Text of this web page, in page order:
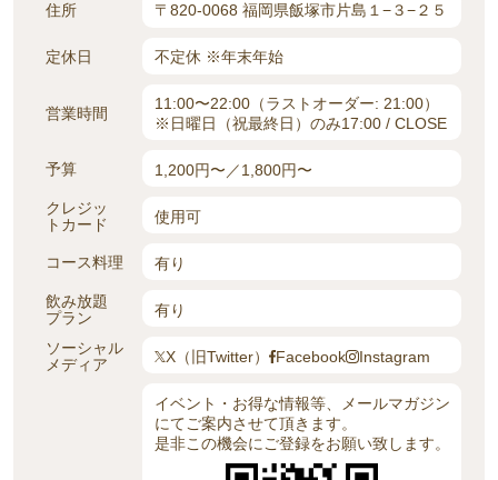
住所 〒820-0068 福岡県飯塚市片島１−３−２５
定休日 不定休 ※年末年始
営業時間
11:00〜22:00（ラストオーダー: 21:00）
※日曜日（祝最終日）のみ17:00 / CLOSE
予算 1,200円〜／1,800円〜
クレジッ
トカード
使用可
コース料理 有り
飲み放題
プラン
有り
ソーシャル
メディア
X（旧Twitter） Facebook Instagram
イベント・お得な情報等、メールマガジン
にてご案内させて頂きます。
是非この機会にご登録をお願い致します。